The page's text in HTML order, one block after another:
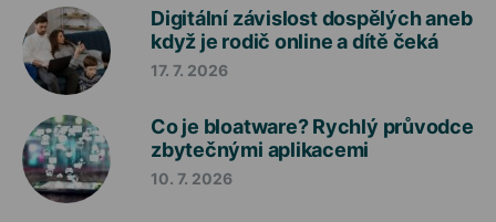
Digitální závislost dospělých aneb
když je rodič online a dítě čeká
17. 7. 2026
Co je bloatware? Rychlý průvodce
zbytečnými aplikacemi
10. 7. 2026